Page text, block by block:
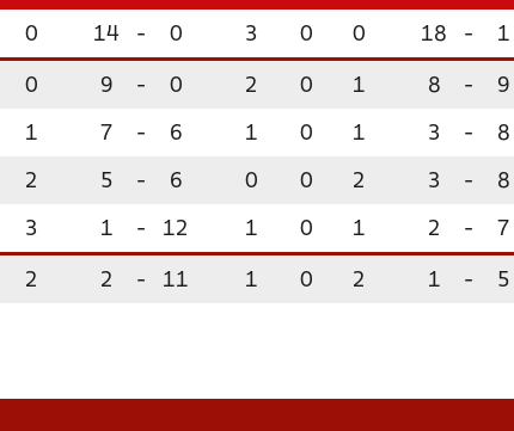
0 14 - 0 3 0 0 18 - 1
0 9 - 0 2 0 1 8 - 9
1 7 - 6 1 0 1 3 - 8
2 5 - 6 0 0 2 3 - 8
3 1 - 12 1 0 1 2 - 7
2 2 - 11 1 0 2 1 - 5